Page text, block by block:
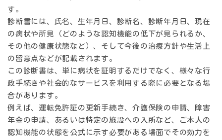
す。
診断書には、氏名、生年月日、診断名、診断年月日、現在
の病状や所見（どのような認知機能の低下が見られるか、
その他の健康状態など）、そして今後の治療方針や生活上
の留意点などが記載されます。
この診断書は、単に病状を証明するだけでなく、様々な行
政手続きや社会的なサービスを利用する際に必要となる場
合があります。
例えば、運転免許証の更新手続き、介護保険の申請、障害
年金の申請、あるいは特定の施設への入所など、ご本人の
認知機能の状態を公式に示す必要がある場面でその効力を